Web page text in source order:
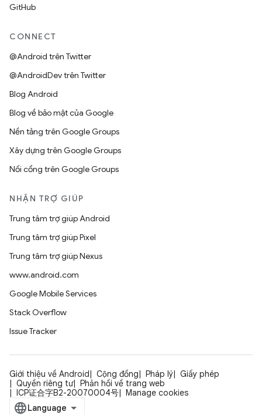
GitHub
CONNECT
@Android trên Twitter
@AndroidDev trên Twitter
Blog Android
Blog về bảo mật của Google
Nền tảng trên Google Groups
Xây dựng trên Google Groups
Nối cổng trên Google Groups
NHẬN TRỢ GIÚP
Trung tâm trợ giúp Android
Trung tâm trợ giúp Pixel
Trung tâm trợ giúp Nexus
www.android.com
Google Mobile Services
Stack Overflow
Issue Tracker
Giới thiệu về Android Cộng đồng Pháp lý
Giấy phép
Quyền riêng tư
Phản hồi về trang web
ICP证合字B2-20070004号
Manage cookies